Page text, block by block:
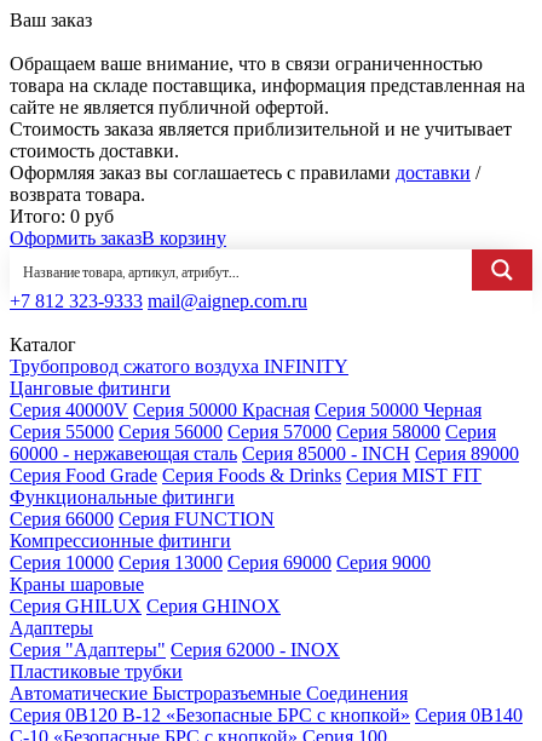
Ваш заказ
Обращаем ваше внимание, что в связи ограниченностью
товара на складе поставщика, информация представленная на
сайте не является публичной офертой.
Стоимость заказа является приблизительной и не учитывает
стоимость доставки.
Оформляя заказ вы соглашаетесь с правилами доставки /
возврата товара.
Итого: 0 руб
Оформить заказВ корзину
+7 812 323-9333 mail@aignep.com.ru
Каталог
Трубопровод сжатого воздуха INFINITY
Цанговые фитинги
Серия 40000V Серия 50000 Красная Серия 50000 Черная
Серия 55000 Серия 56000 Серия 57000 Серия 58000 Серия
60000 - нержавеющая сталь Серия 85000 - INCH Серия 89000
Серия Food Grade Серия Foods & Drinks Серия MIST FIT
Функциональные фитинги
Серия 66000 Серия FUNCTION
Компрессионные фитинги
Серия 10000 Серия 13000 Серия 69000 Серия 9000
Краны шаровые
Серия GHILUX Серия GHINOX
Адаптеры
Серия "Адаптеры" Серия 62000 - INOX
Пластиковые трубки
Автоматические Быстроразъемные Соединения
Серия 0B120 B-12 «Безопасные БРС с кнопкой» Серия 0B140
C-10 «Безопасные БРС с кнопкой» Серия 100